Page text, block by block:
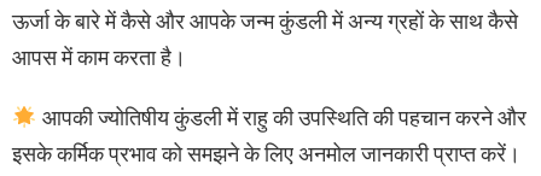
ऊर्जा के बारे में कैसे और आपके जन्म कुंडली में अन्य ग्रहों के साथ कैसे
आपस में काम करता है।
आपकी ज्योतिषीय कुंडली में राहु की उपस्थिति की पहचान करने और
इसके कर्मिक प्रभाव को समझने के लिए अनमोल जानकारी प्राप्त करें।